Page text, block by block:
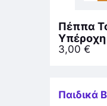
Πέππα
3,00 €
Παιδικά